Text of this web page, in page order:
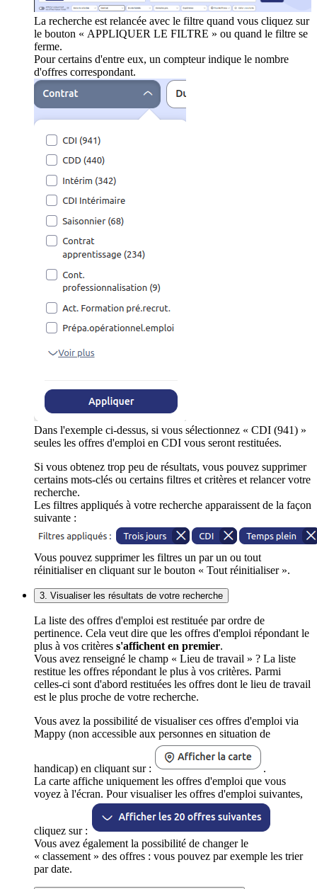
La recherche est relancée avec le filtre quand vous cliquez sur
le bouton « APPLIQUER LE FILTRE » ou quand le filtre se
ferme.
Pour certains d'entre eux, un compteur indique le nombre
d'offres correspondant.
Dans l'exemple ci-dessus, si vous sélectionnez « CDI (941) »
seules les offres d'emploi en CDI vous seront restituées.
Si vous obtenez trop peu de résultats, vous pouvez supprimer
certains mots-clés ou certains filtres et critères et relancer votre
recherche.
Les filtres appliqués à votre recherche apparaissent de la façon
suivante :
Vous pouvez supprimer les filtres un par un ou tout
réinitialiser en cliquant sur le bouton « Tout réinitialiser ».
3. Visualiser les résultats de votre recherche
La liste des offres d'emploi est restituée par ordre de
pertinence. Cela veut dire que les offres d'emploi répondant le
plus à vos critères s'affichent en premier.
Vous avez renseigné le champ « Lieu de travail » ? La liste
restitue les offres répondant le plus à vos critères. Parmi
celles-ci sont d'abord restituées les offres dont le lieu de travail
est le plus proche de votre recherche.
Vous avez la possibilité de visualiser ces offres d'emploi via
Mappy (non accessible aux personnes en situation de
handicap) en cliquant sur :
.
La carte affiche uniquement les offres d'emploi que vous
voyez à l'écran. Pour visualiser les offres d'emploi suivantes,
cliquez sur :
Vous avez également la possibilité de changer le
« classement » des offres : vous pouvez par exemple les trier
par date.